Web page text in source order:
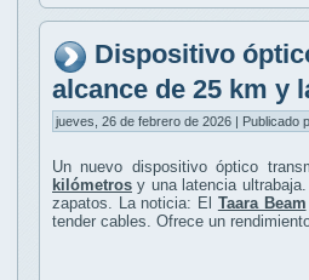
Dispositivo
alcance de 25 km y
jueves, 26 de febrero de 2026 | Publicado
Un nuevo dispositivo óptico
kilómetros y una latencia
zapatos. La noticia: El Taara Beam
tender cables. Ofrece un